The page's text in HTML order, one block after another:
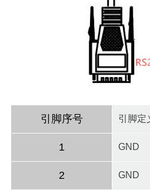
引脚序号 引脚定
1 GND
2 GND